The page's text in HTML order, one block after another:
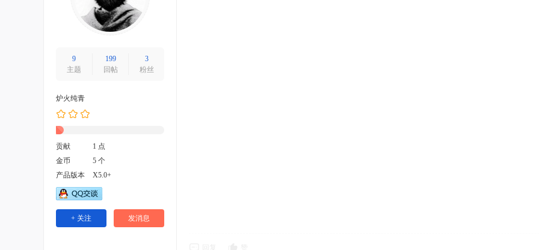
9
主题
199
回帖
3
粉丝
炉火纯青
贡献
1 点
金币
5 个
产品版本
X5.0+
+ 关注 发消息